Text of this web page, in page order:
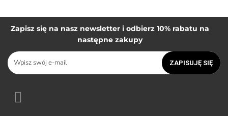
Zapisz się na nasz newsletter i odbierz 10% rabatu na
następne zakupy
ZAPISUJĘ SIĘ